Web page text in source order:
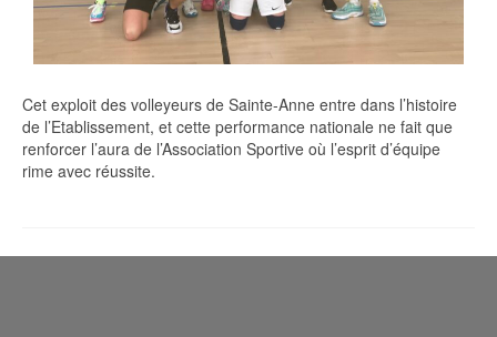
Cet exploit des volleyeurs de Sainte-Anne entre dans l’histoire
de l’Etablissement, et cette performance nationale ne fait que
renforcer l’aura de l’Association Sportive où l’esprit d’équipe
rime avec réussite.